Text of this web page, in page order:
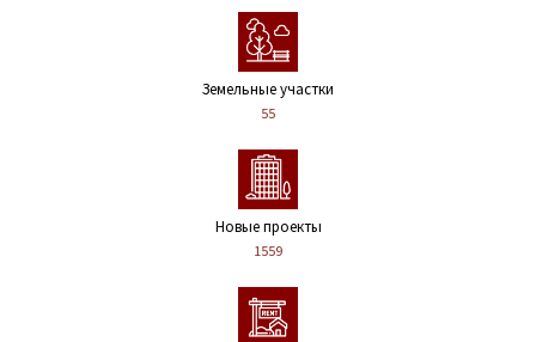
Земельные участки
55
Новые проекты
1559